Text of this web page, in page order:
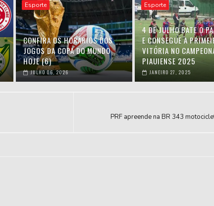
Esporte
CONFIRA OS HORÁRIOS DOS
JOGOS DA COPA DO MUNDO
HOJE (6)
JULHO 06, 2026
Esporte
4 DE JULHO BATE O
E CONSEGUE A
VITÓRIA NO
PIAUIENSE 2025
JANEIRO 27, 2025
PRF apreende na BR 343